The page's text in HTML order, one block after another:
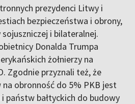
prezydenci Litwy i
bezpieczeństwa i obrony,
sojuszniczej i bilateralnej.
Donalda Trumpa
żołnierzy na
Zgodnie przyznali też, że
obronność do 5% PKB jest
państw bałtyckich do budowy